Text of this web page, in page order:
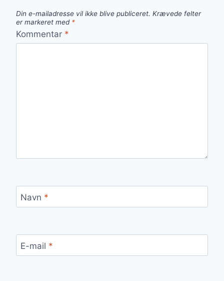
Din e-mailadresse vil ikke blive publiceret. Krævede felter
er markeret med *
Kommentar *
Navn *
E-mail *